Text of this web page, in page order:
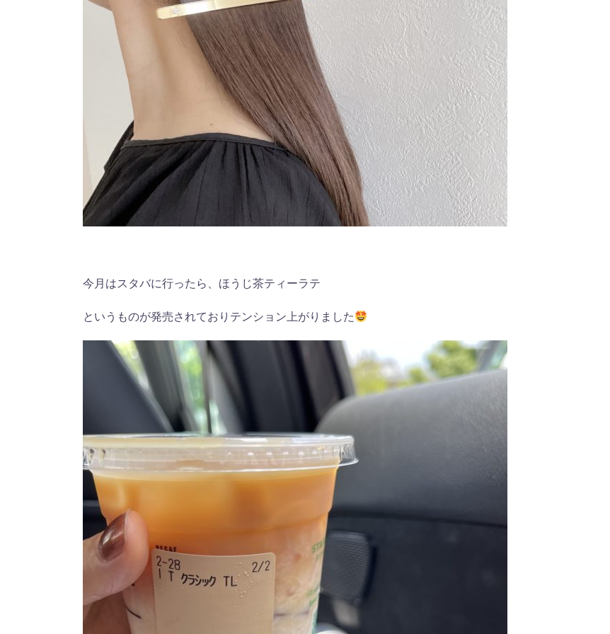
今月はスタバに行ったら、ほうじ茶ティーラテ
というものが発売されておりテンション上がりました